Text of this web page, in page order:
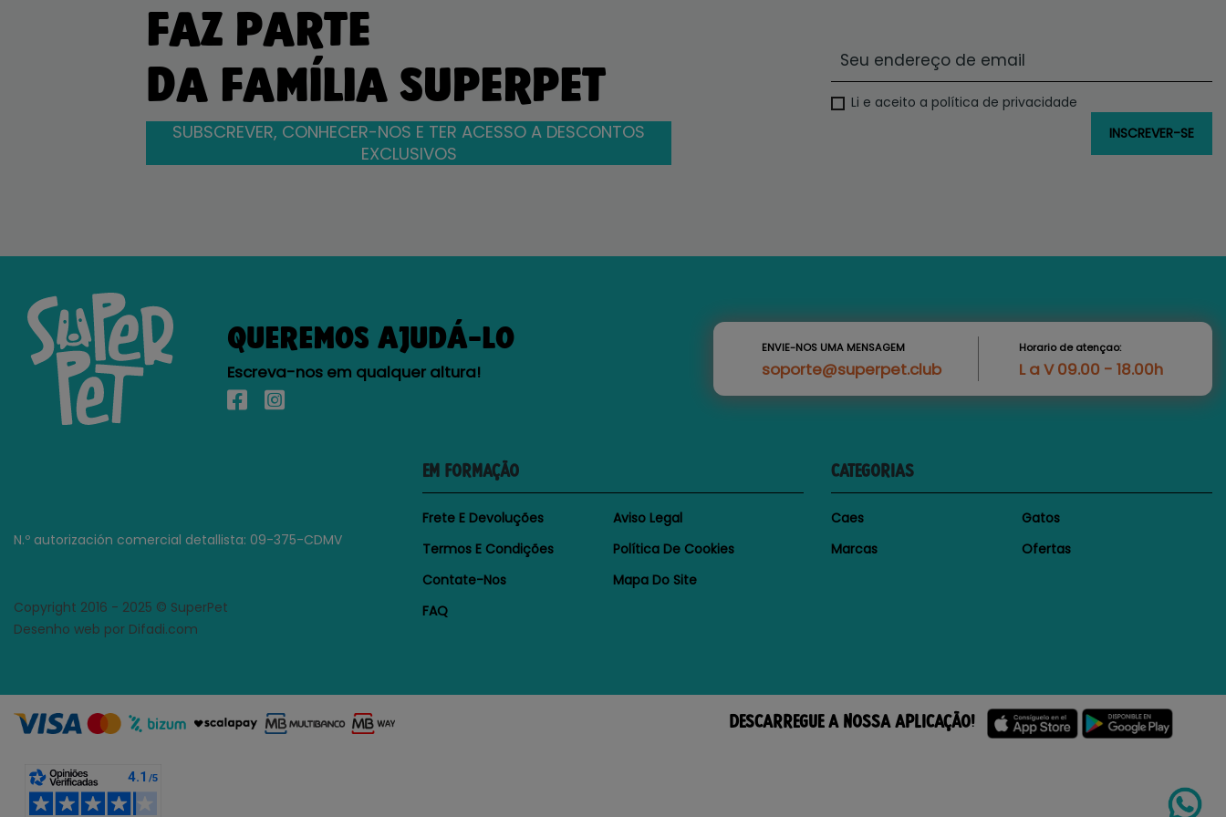
FAZ PARTE
DA FAMÍLIA SUPERPET
SUBSCREVER, CONHECER-NOS E TER ACESSO A DESCONTOS
EXCLUSIVOS
Li e aceito a política de privacidade
QUEREMOS AJUDÁ-LO
Escreva-nos em qualquer altura!
ENVIE-NOS UMA MENSAGEM
soporte@superpet.club
Horario de atençao:
L a V 09.00 - 18.00h
N.º autorización comercial detallista: 09-375-CDMV
Copyright 2016 - 2025 © SuperPet
Desenho web por Difadi.com
EM FORMAÇÃO
Frete E Devoluções
Aviso Legal
Termos E Condições
Política De Cookies
Contate-Nos
Mapa Do Site
FAQ
CATEGORIAS
Caes
Gatos
Marcas
Ofertas
DESCARREGUE A NOSSA APLICAÇÃO!